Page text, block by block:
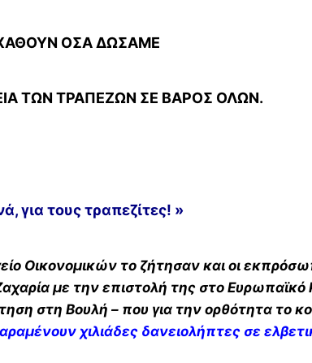
ΟΣΑ ΔΩΣΑΜΕ
ΤΩΝ ΤΡΑΠΕΖΩΝ ΣΕ ΒΑΡΟΣ ΟΛΩΝ.
για τους τραπεζίτες! »
Οικονομικών το ζήτησαν και οι
με την επιστολή της στο Ευρωπαϊκό
στη Βουλή – που για την ορθότητα το
χιλιάδες δανειολήπτες σε